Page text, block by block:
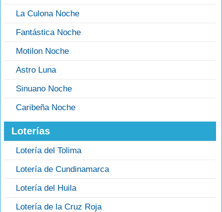
La Culona Noche
Fantástica Noche
Motilon Noche
Astro Luna
Sinuano Noche
Caribeña Noche
Loterías
Lotería del Tolima
Lotería de Cundinamarca
Lotería del Huila
Lotería de la Cruz Roja